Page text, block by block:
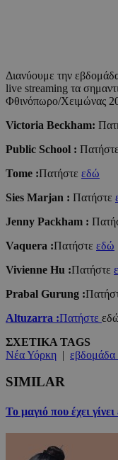
Διανύουμε την
live streaming τα
Φθινόπωρο/Χειμώνας
Victoria Beckham:
Public School : Πατήστε
Tome :Πατήστε εδώ
Sies Marjan : Πατήστε
Jenny Packham :
Vaquera :Πατήστε εδώ
Vivienne Hu :Πατήστε
Prabal Gurung :
Altuzarra :Πατήστε
ΣΧΕΤΙΚΑ TAGS
Νέα Υόρκη | εβδομάδα
SIMILAR
Το μαγιό που έχει